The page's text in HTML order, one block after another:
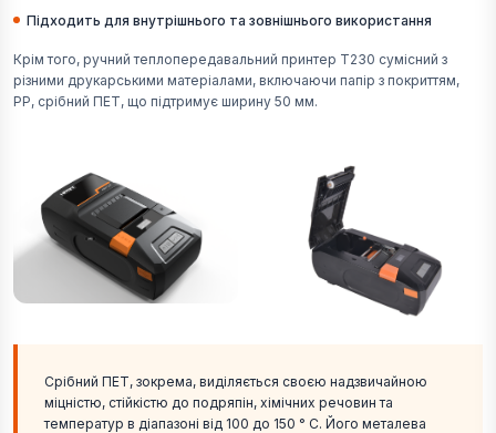
Підходить для внутрішнього та зовнішнього використання
Крім того, ручний теплопередавальний принтер T230 сумісний з
різними друкарськими матеріалами, включаючи папір з покриттям,
PP, срібний ПЕТ, що підтримує ширину 50 мм.
Срібний ПЕТ, зокрема, виділяється своєю надзвичайною
міцністю, стійкістю до подряпін, хімічних речовин та
температур в діапазоні від 100 до 150 ° C. Його металева